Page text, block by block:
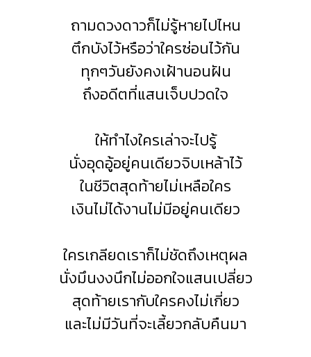
ถามดวงดาวก็ไม่รู้หายไปไหน
ตึกบังไว้หรือว่าใครซ่อนไว้กัน
ทุกๆวันยังคงเฝ้านอนฝัน
ถึงอดีตที่แสนเจ็บปวดใจ
ให้ทำไงใครเล่าจะไปรู้
นั่งอุดอู้อยู่คนเดียวจิบเหล้าไว้
ในชีวิตสุดท้ายไม่เหลือใคร
เงินไม่ได้งานไม่มีอยู่คนเดียว
ใครเกลียดเราก็ไม่ชัดถึงเหตุผล
นั่งมึนงงนึกไม่ออกใจแสนเปลี่ยว
สุดท้ายเรากับใครคงไม่เกี่ยว
และไม่มีวันที่จะเลี้ยวกลับคืนมา